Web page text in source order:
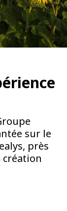
sur le
près
création